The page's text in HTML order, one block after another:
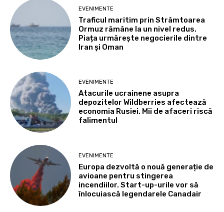
EVENIMENTE
Traficul maritim prin Strâmtoarea
Ormuz rămâne la un nivel redus.
Piața urmărește negocierile dintre
Iran și Oman
EVENIMENTE
Atacurile ucrainene asupra
depozitelor Wildberries afectează
economia Rusiei. Mii de afaceri riscă
falimentul
EVENIMENTE
Europa dezvoltă o nouă generație de
avioane pentru stingerea
incendiilor. Start-up-urile vor să
înlocuiască legendarele Canadair